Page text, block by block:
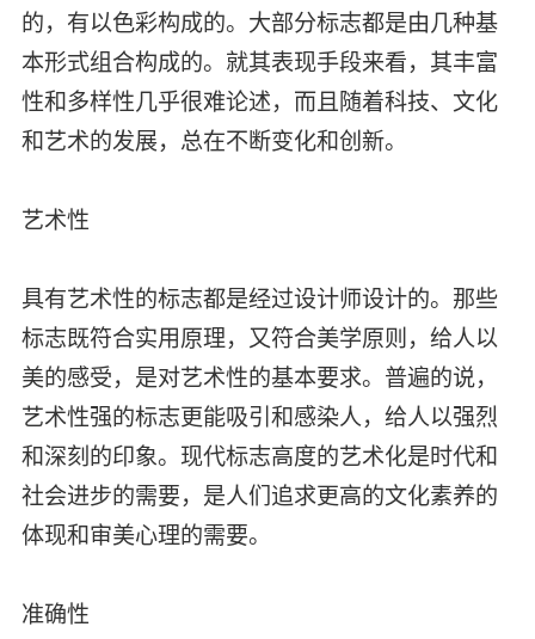
的，有以色彩构成的。大部分标志都是由几种基
本形式组合构成的。就其表现手段来看，其丰富
性和多样性几乎很难论述，而且随着科技、文化
和艺术的发展，总在不断变化和创新。
艺术性
具有艺术性的标志都是经过设计师设计的。那些
标志既符合实用原理，又符合美学原则，给人以
美的感受，是对艺术性的基本要求。普遍的说，
艺术性强的标志更能吸引和感染人，给人以强烈
和深刻的印象。现代标志高度的艺术化是时代和
社会进步的需要，是人们追求更高的文化素养的
体现和审美心理的需要。
准确性